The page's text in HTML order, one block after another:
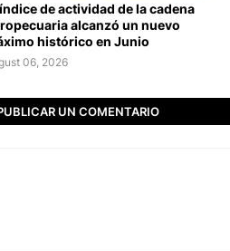
de actividad de la cadena
alcanzó un nuevo
histórico en Junio
06, 2026
UN COMENTARIO